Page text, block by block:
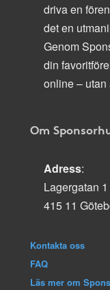
driva en
det en
Genom
din
online – utan
Om
Adress:
Lagergatan
415 11
Kontakta oss
FAQ
Läs mer om